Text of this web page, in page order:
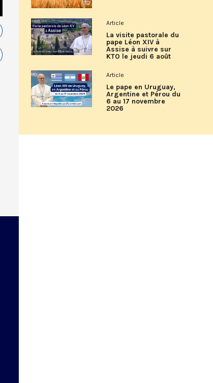
Article
La visite pastorale du
pape Léon XIV à
Assise à suivre sur
KTO le jeudi 6 août
Article
Le pape en Uruguay,
Argentine et Pérou du
6 au 17 novembre
2026